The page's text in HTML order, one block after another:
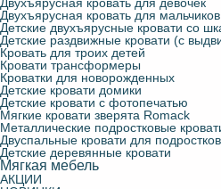
Двухъярусная кровать для мальчиков
Детские двухъярусные кровати со
Детские раздвижные кровати (с
Кровать для троих детей
Кровати трансформеры
Кроватки для новорожденных
Детские кровати домики
Детские кровати с фотопечатью
Мягкие кровати зверята Romack
Металлические подростковые
Двуспальные кровати для
Детские деревянные кровати
Мягкая мебель
АКЦИИ